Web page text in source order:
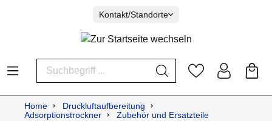
Kontakt/Standorte
Home
Druckluftaufbereitung
Adsorptionstrockner
Zubehör und Ersatzteile